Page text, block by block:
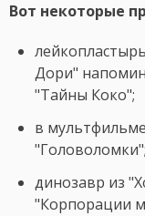
Вот некоторые
Дори"
"Тайны Коко";
в
"Головоломки";
динозавр из
"Корпорации